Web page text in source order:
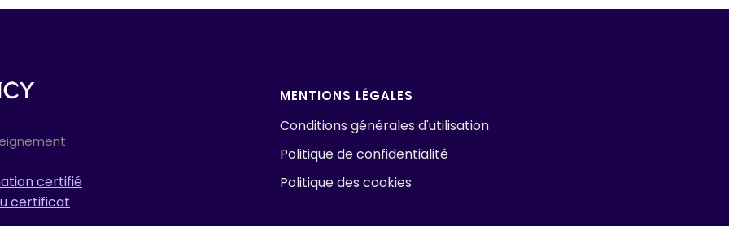
certifié
certificat
MENTIONS LÉGALES
Conditions générales d'utilisation
Politique de confidentialité
Politique des cookies